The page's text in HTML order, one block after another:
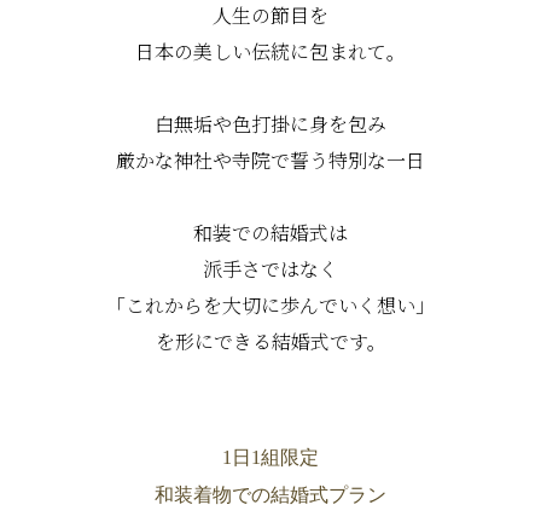
人生の節目を
日本の美しい伝統に包まれて。
白無垢や色打掛に身を包み
厳かな神社や寺院で誓う特別な一日
和装での結婚式は
派手さではなく
「これからを大切に歩んでいく想い」
を形にできる結婚式です。
1日1組限定
和装着物での結婚式プラン